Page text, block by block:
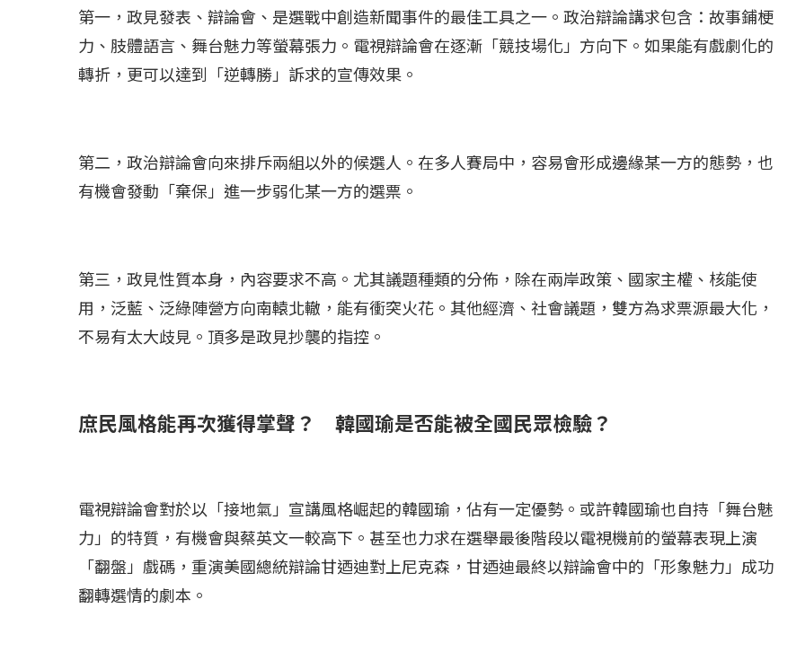
第一，政見發表、辯論會、是選戰中創造新聞事件的最佳工具之一。政治辯論講求包含：故事鋪梗
力、肢體語言、舞台魅力等螢幕張力。電視辯論會在逐漸「競技場化」方向下。如果能有戲劇化的
轉折，更可以達到「逆轉勝」訴求的宣傳效果。
第二，政治辯論會向來排斥兩組以外的候選人。在多人賽局中，容易會形成邊緣某一方的態勢，也
有機會發動「棄保」進一步弱化某一方的選票。
第三，政見性質本身，內容要求不高。尤其議題種類的分佈，除在兩岸政策、國家主權、核能使
用，泛藍、泛綠陣營方向南轅北轍，能有衝突火花。其他經濟、社會議題，雙方為求票源最大化，
不易有太大歧見。頂多是政見抄襲的指控。
庶民風格能再次獲得掌聲？ 韓國瑜是否能被全國民眾檢驗？
電視辯論會對於以「接地氣」宣講風格崛起的韓國瑜，佔有一定優勢。或許韓國瑜也自持「舞台魅
力」的特質，有機會與蔡英文一較高下。甚至也力求在選舉最後階段以電視機前的螢幕表現上演
「翻盤」戲碼，重演美國總統辯論甘迺迪對上尼克森，甘迺迪最終以辯論會中的「形象魅力」成功
翻轉選情的劇本。